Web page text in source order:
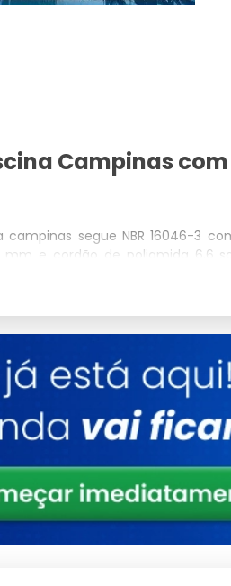
Campinas
segue NBR 16046-3
e cordão de poliamida 6.6
operacional por acidentes em
por falha estrutural é inferior a
considerando o custo
preventiva semestral
combinada com a
pontos de ancoragem a cada
mínima de 3.0 mm deve
conforme carregamento